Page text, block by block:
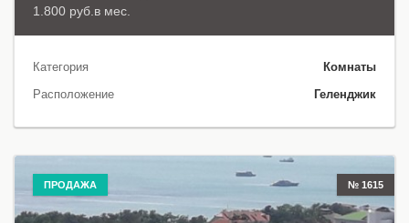
1.800 руб.в мес.
Категория
Комнаты
Расположение
Геленджик
ПРОДАЖА № 1615